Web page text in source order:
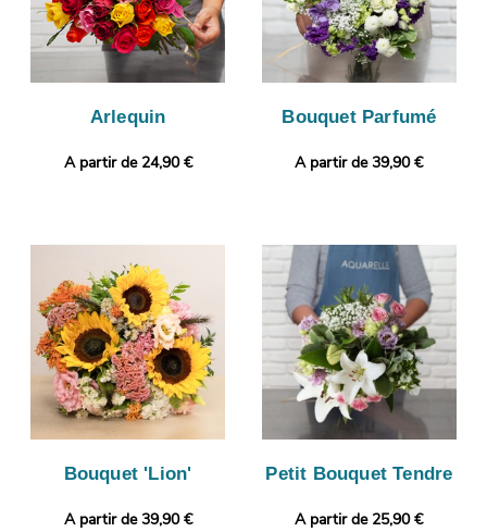
une photo, pour un cadeau encore plus personnalisé.
Arlequin
A partir de 24,90 €
Bouquet Parfumé
A partir de 39,90 €
Bouquet 'Lion'
A partir de 39,90 €
Petit Bouquet Tendre
A partir de 25,90 €